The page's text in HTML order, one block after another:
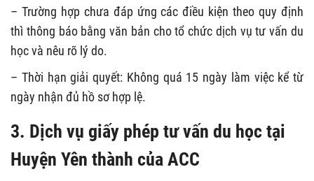
– Trường hợp chưa đáp ứng các điều kiện theo quy định
thì thông báo bằng văn bản cho tổ chức dịch vụ tư vấn du
học và nêu rõ lý do.
– Thời hạn giải quyết: Không quá 15 ngày làm việc kể từ
ngày nhận đủ hồ sơ hợp lệ.
3. Dịch vụ giấy phép tư vấn du học tại
Huyện Yên thành của ACC